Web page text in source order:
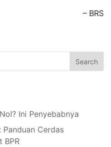
– BRS
Ini Penyebabnya
Panduan Cerdas
BPR